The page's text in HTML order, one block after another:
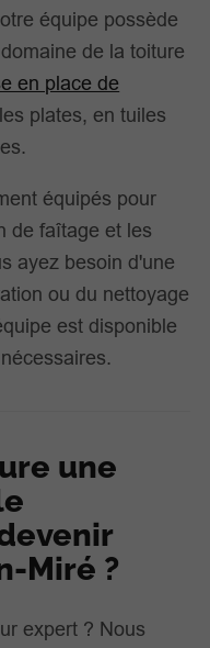
équipe possède
de la toiture
en place de
plates, en tuiles
équipés pour
de faîtage et les
ayez besoin d'une
ou du nettoyage
est disponible
une
Miré ?
expert ? Nous